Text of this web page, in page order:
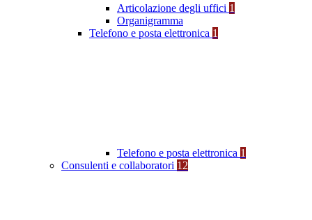
Articolazione degli uffici 1
Organigramma
Telefono e posta elettronica 1
Telefono e posta elettronica 1
Consulenti e collaboratori 12